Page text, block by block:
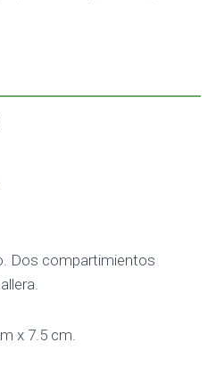
Dos compartimientos
x 7.5 cm.